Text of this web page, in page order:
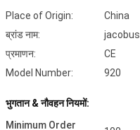
Place of Origin:
China
ब्रांड नाम:
jacobus
प्रमाणन:
CE
Model Number:
920
भुगतान & नौवहन नियमों:
Minimum Order